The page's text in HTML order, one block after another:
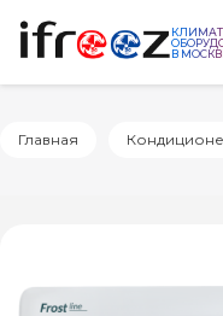
В
Главная